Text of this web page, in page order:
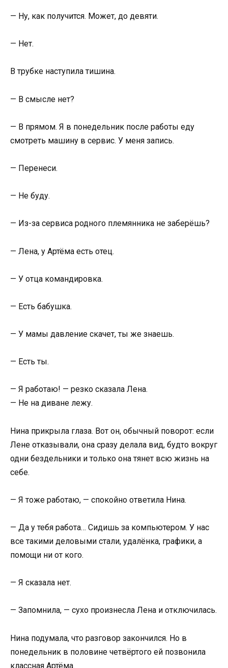
— Ну, как получится. Может, до девяти.
— Нет.
В трубке наступила тишина.
— В смысле нет?
— В прямом. Я в понедельник после работы еду
смотреть машину в сервис. У меня запись.
— Перенеси.
— Не буду.
— Из-за сервиса родного племянника не заберёшь?
— Лена, у Артёма есть отец.
— У отца командировка.
— Есть бабушка.
— У мамы давление скачет, ты же знаешь.
— Есть ты.
— Я работаю! — резко сказала Лена.
— Не на диване лежу.
Нина прикрыла глаза. Вот он, обычный поворот: если
Лене отказывали, она сразу делала вид, будто вокруг
одни бездельники и только она тянет всю жизнь на
себе.
— Я тоже работаю, — спокойно ответила Нина.
— Да у тебя работа… Сидишь за компьютером. У нас
все такими деловыми стали, удалёнка, графики, а
помощи ни от кого.
— Я сказала нет.
— Запомнила, — сухо произнесла Лена и отключилась.
Нина подумала, что разговор закончился. Но в
понедельник в половине четвёртого ей позвонила
классная Артёма.